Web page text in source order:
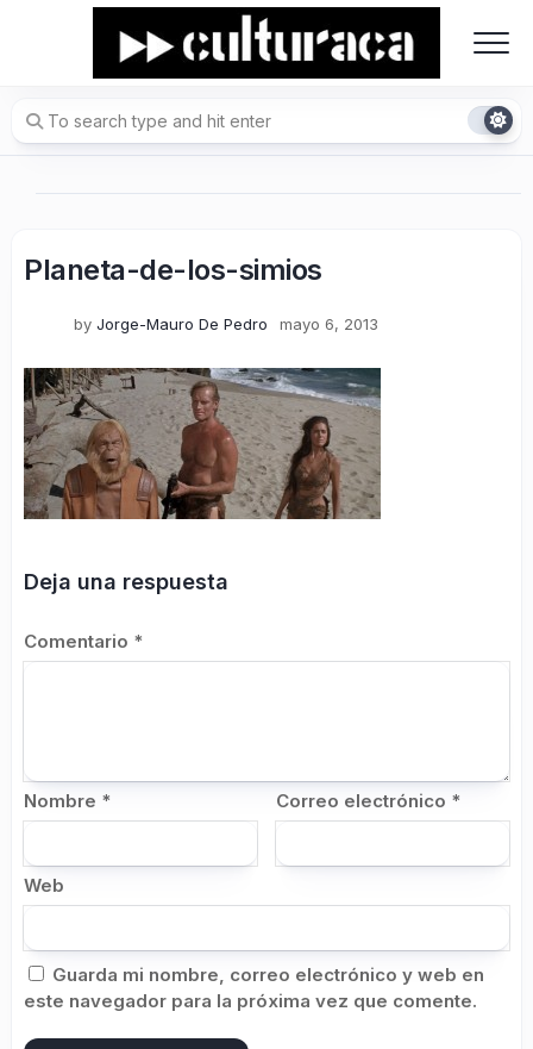
Planeta-de-los-simios
by Jorge-Mauro De Pedro mayo 6, 2013
Deja una respuesta
Comentario *
Nombre * Correo electrónico *
Web
Guarda mi nombre, correo electrónico y web en
este navegador para la próxima vez que comente.